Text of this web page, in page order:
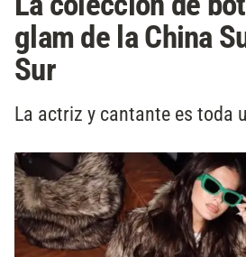
glam de la China
Sur
La actriz y cantante es toda